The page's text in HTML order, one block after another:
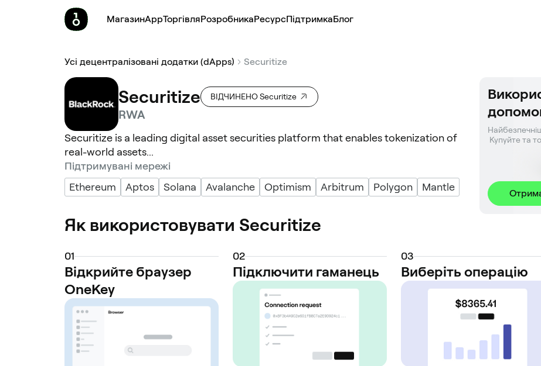
МагазинAppТоргівляPозробникаРесурсПідтримкаБлог
Усі децентралізовані додатки (dApps) Securitize
Securitize ВІДЧИНЕНО Securitize
RWA
Securitize is a leading digital asset securities platform that enables tokenization of
real-world assets...
Підтримувані мережі
Ethereum
Aptos Solana Avalanche Optimism Arbitrum Polygon Mantle
Купуйте та
Як використовувати Securitize
01
Відкрийте браузер
OneKey
02
Підключити гаманець
03
Виберіть операцію